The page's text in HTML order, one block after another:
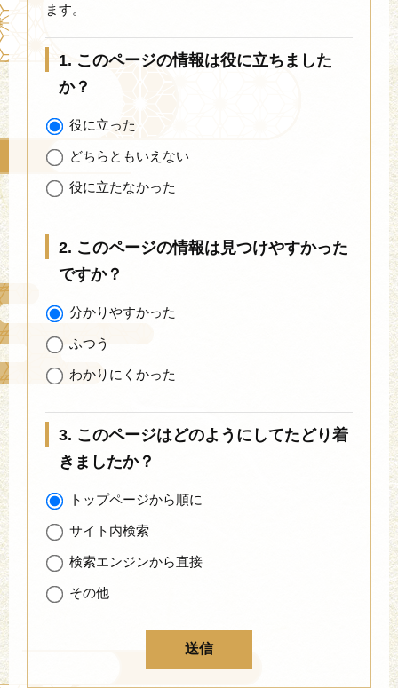
ます。
1. このページの情報は役に立ちました
か？
役に立った
どちらともいえない
役に立たなかった
2. このページの情報は見つけやすかった
ですか？
分かりやすかった
ふつう
わかりにくかった
3. このページはどのようにしてたどり着
きましたか？
トップページから順に
サイト内検索
検索エンジンから直接
その他